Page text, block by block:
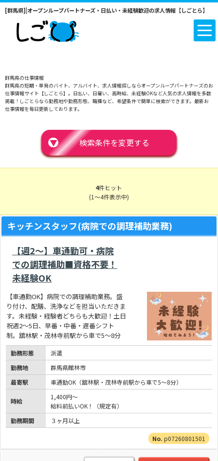
[群馬県]|オープンループパートナーズ・日払い・未経験歓迎の求人情報【しごとら】
群馬県の仕事情報
群馬県の短期・単発のバイト、アルバイト、求人情報探しならオープンループパートナーズのお
仕事情報サイト【しごとら】。日払い、日雇い、高時給、未経験OKなど人気の求人情報を多数
掲載！しごとらなら勤務地や勤務形態、職種など、希望条件で簡単に検索ができます。最新お
仕事情報を毎日更新しております。
▼ 検索条件を変更する
4件ヒット
(1～4件表示中)
キッチンスタッフ(病院での調理補助業務)
【週2～】車通勤可・病院
での調理補助■資格不要！
未経験OK
【車通勤OK】病院での調理補助業務。盛
り付け、配膳、洗浄などを担当いただきま
す。未経験・経験者どちらも大歓迎！土日
祝週2～5日、早番・中番・遅番シフト
制。舘林駅・茂林寺前駅から車で5～8分
勤務形態
派遣
勤務地
群馬県館林市
最寄駅
車通勤OK（舘林駅・茂林寺前駅から車で5～8分）
時給
1,400円～
給料前払いOK！（規定有）
勤務期間
３ヶ月以上
p07260801501